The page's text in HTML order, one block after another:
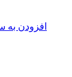
افزودن به